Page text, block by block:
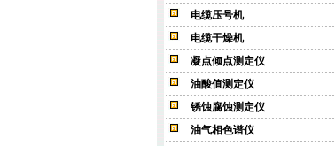
电缆压号机
电缆干燥机
凝点倾点测定仪
油酸值测定仪
锈蚀腐蚀测定仪
油气相色谱仪